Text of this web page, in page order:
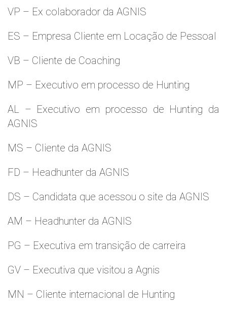
VP – Ex colaborador da AGNIS
ES – Empresa Cliente em Locação de Pessoal
VB – Cliente de Coaching
MP – Executivo em processo de Hunting
AL – Executivo em processo de Hunting da
AGNIS
MS – Cliente da AGNIS
FD – Headhunter da AGNIS
DS – Candidata que acessou o site da AGNIS
AM – Headhunter da AGNIS
PG – Executiva em transição de carreira
GV – Executiva que visitou a Agnis
MN – Cliente internacional de Hunting